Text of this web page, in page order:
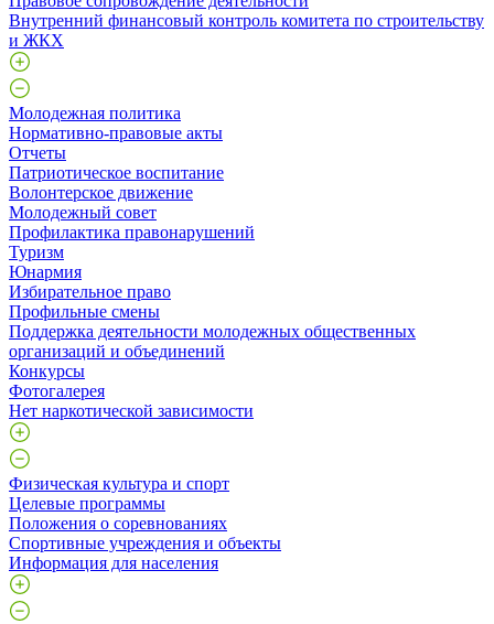
Внутренний финансовый контроль комитета по строительству
и ЖКХ
Молодежная политика
Нормативно-правовые акты
Отчеты
Патриотическое воспитание
Волонтерское движение
Молодежный совет
Профилактика правонарушений
Туризм
Юнармия
Избирательное право
Профильные смены
Поддержка деятельности молодежных общественных
организаций и объединений
Конкурсы
Фотогалерея
Нет наркотической зависимости
Физическая культура и спорт
Целевые программы
Положения о соревнованиях
Спортивные учреждения и объекты
Информация для населения